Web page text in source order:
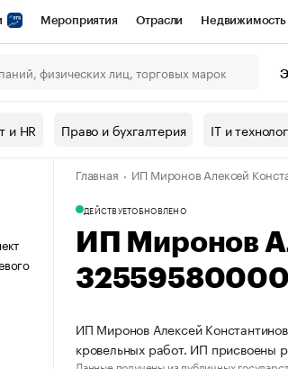
Мероприятия Отрасли Недвижимость
СПб Спецпроекты Проверка
Рынок наличной валюты
и HR Право и бухгалтерия IT и
Главная ИП Миронов Алексей
ДЕЙСТВУЕТОБНОВЛЕНО
ИП Миронов
ИП Миронов Алексей
кровельных работ. ИП